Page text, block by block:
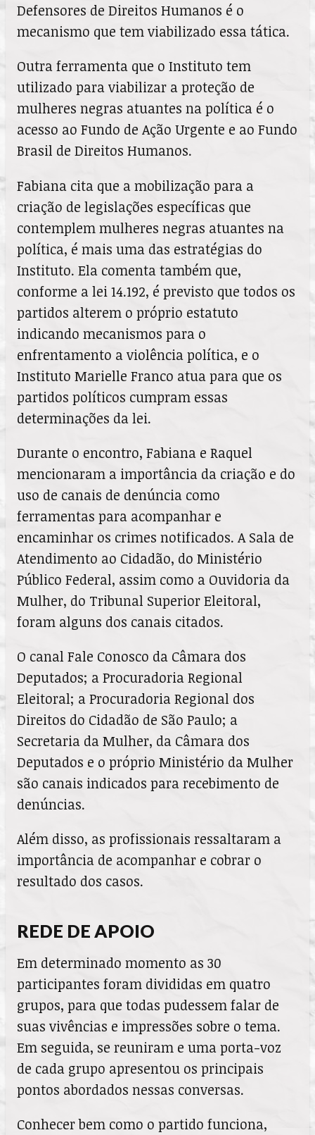
Defensores de Direitos Humanos é o
mecanismo que tem viabilizado essa tática.
Outra ferramenta que o Instituto tem
utilizado para viabilizar a proteção de
mulheres negras atuantes na política é o
acesso ao Fundo de Ação Urgente e ao Fundo
Brasil de Direitos Humanos.
Fabiana cita que a mobilização para a
criação de legislações específicas que
contemplem mulheres negras atuantes na
política, é mais uma das estratégias do
Instituto. Ela comenta também que,
conforme a lei 14.192, é previsto que todos os
partidos alterem o próprio estatuto
indicando mecanismos para o
enfrentamento a violência política, e o
Instituto Marielle Franco atua para que os
partidos políticos cumpram essas
determinações da lei.
Durante o encontro, Fabiana e Raquel
mencionaram a importância da criação e do
uso de canais de denúncia como
ferramentas para acompanhar e
encaminhar os crimes notificados. A Sala de
Atendimento ao Cidadão, do Ministério
Público Federal, assim como a Ouvidoria da
Mulher, do Tribunal Superior Eleitoral,
foram alguns dos canais citados.
O canal Fale Conosco da Câmara dos
Deputados; a Procuradoria Regional
Eleitoral; a Procuradoria Regional dos
Direitos do Cidadão de São Paulo; a
Secretaria da Mulher, da Câmara dos
Deputados e o próprio Ministério da Mulher
são canais indicados para recebimento de
denúncias.
Além disso, as profissionais ressaltaram a
importância de acompanhar e cobrar o
resultado dos casos.
REDE DE APOIO
Em determinado momento as 30
participantes foram divididas em quatro
grupos, para que todas pudessem falar de
suas vivências e impressões sobre o tema.
Em seguida, se reuniram e uma porta-voz
de cada grupo apresentou os principais
pontos abordados nessas conversas.
Conhecer bem como o partido funciona,